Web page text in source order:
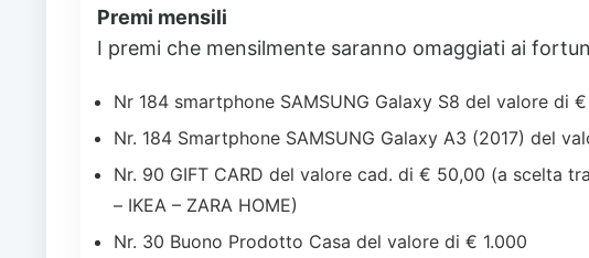
Premi mensili
I premi che mensilmente saranno omaggiati ai
Nr 184 smartphone SAMSUNG Galaxy S8 del valore di
Nr. 184 Smartphone SAMSUNG Galaxy A3 (2017) del
Nr. 90 GIFT CARD del valore cad. di € 50,00 (a scelta
– IKEA – ZARA HOME)
Nr. 30 Buono Prodotto Casa del valore di € 1.000